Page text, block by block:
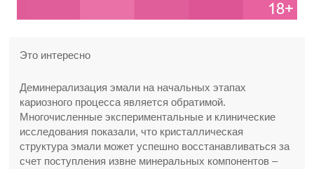
Это интересно
Деминерализация эмали на начальных этапах
кариозного процесса является обратимой.
Многочисленные экспериментальные и клинические
исследования показали, что кристаллическая
структура эмали может успешно восстанавливаться за
счет поступления извне минеральных компонентов –